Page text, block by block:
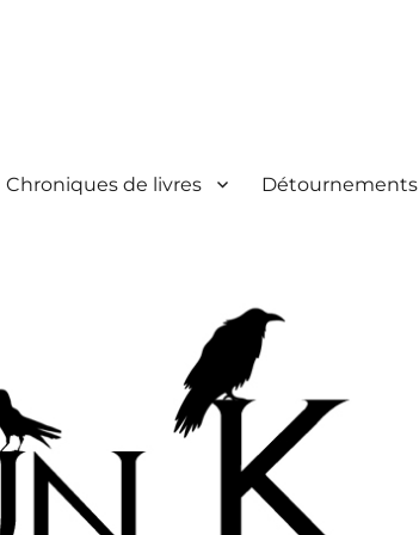
Chroniques de livres Détournements